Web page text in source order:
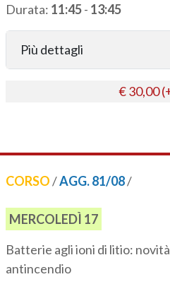
Durata: 11:45- 13:45
Più dettagli
€ 30,00
CORSO/AGG. 81/08/
MERCOLEDÌ 17
Batterie agli ioni di litio:
antincendio